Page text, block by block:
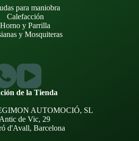
para maniobra
Calefacción
Horno y Parrilla
y Mosquiteras
de la Tienda
AUTOMOCIÓ, SL
de Vic, 29
d'Avall, Barcelona